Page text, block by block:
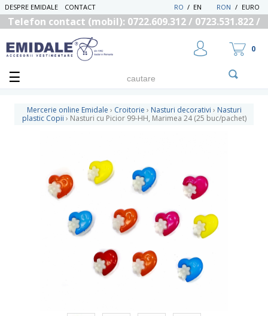
DESPRE EMIDALE CONTACT RON / EURO
EN
/
RO
Telefon contact (mobil): 0722.609.312 / 0723.531.822 /
0
Mercerie online Emidale › Croitorie › Nasturi decorativi › Nasturi
plastic Copii › Nasturi cu Picior 99-HH, Marimea 24 (25 buc/pachet)